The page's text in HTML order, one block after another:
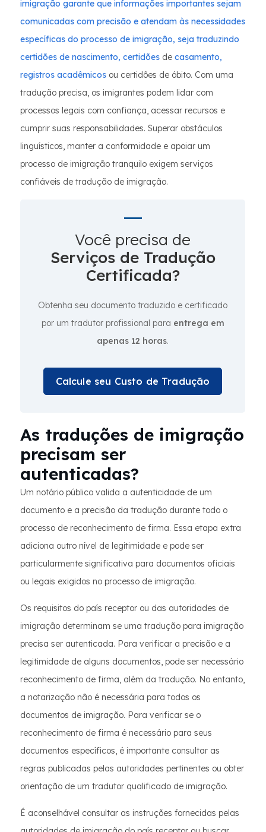
imigração garante que informações importantes sejam
comunicadas com precisão e atendam às necessidades
específicas do processo de imigração, seja traduzindo
certidões de nascimento, certidões de casamento,
registros acadêmicos ou certidões de óbito. Com uma
tradução precisa, os imigrantes podem lidar com
processos legais com confiança, acessar recursos e
cumprir suas responsabilidades. Superar obstáculos
linguísticos, manter a conformidade e apoiar um
processo de imigração tranquilo exigem serviços
confiáveis de tradução de imigração.
Você precisa de
Serviços de Tradução
Certificada?
Obtenha seu documento traduzido e certificado
por um tradutor profissional para entrega em
apenas 12 horas.
Calcule seu Custo de Tradução
As traduções de imigração
precisam ser
autenticadas?
Um notário público valida a autenticidade de um
documento e a precisão da tradução durante todo o
processo de reconhecimento de firma. Essa etapa extra
adiciona outro nível de legitimidade e pode ser
particularmente significativa para documentos oficiais
ou legais exigidos no processo de imigração.
Os requisitos do país receptor ou das autoridades de
imigração determinam se uma tradução para imigração
precisa ser autenticada. Para verificar a precisão e a
legitimidade de alguns documentos, pode ser necessário
reconhecimento de firma, além da tradução. No entanto,
a notarização não é necessária para todos os
documentos de imigração. Para verificar se o
reconhecimento de firma é necessário para seus
documentos específicos, é importante consultar as
regras publicadas pelas autoridades pertinentes ou obter
orientação de um tradutor qualificado de imigração.
É aconselhável consultar as instruções fornecidas pelas